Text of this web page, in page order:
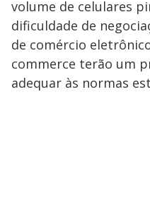
volume de celulares
dificuldade de
de comércio
commerce terão um
adequar às normas